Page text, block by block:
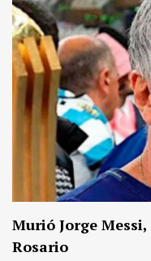
Murió Jorge
Rosario